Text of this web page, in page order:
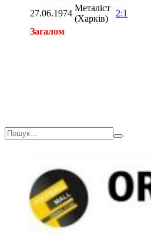
27.06.1974
Металіст
(Харків)
2:1
Загалом